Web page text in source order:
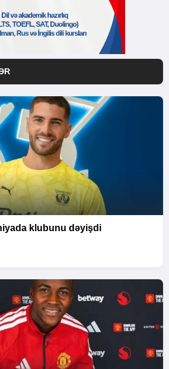
klubunu dəyişdi